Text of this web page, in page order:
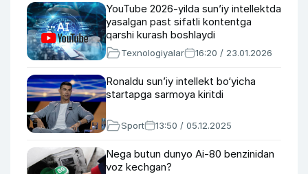
YouTube 2026-yilda sun’iy intellektda
yasalgan past sifatli kontentga
qarshi kurash boshlaydi
Texnologiyalar 16:20 / 23.01.2026
Ronaldu sun’iy intellekt bo‘yicha
startapga sarmoya kiritdi
Sport 13:50 / 05.12.2025
Nega butun dunyo Ai-80 benzinidan
voz kechgan?